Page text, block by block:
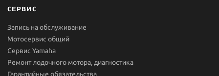
СЕРВИС
Запись на обслуживание
Мотосервис общий
Сервис Yamaha
Ремонт лодочного мотора, диагностика
Гарантийные обязательства